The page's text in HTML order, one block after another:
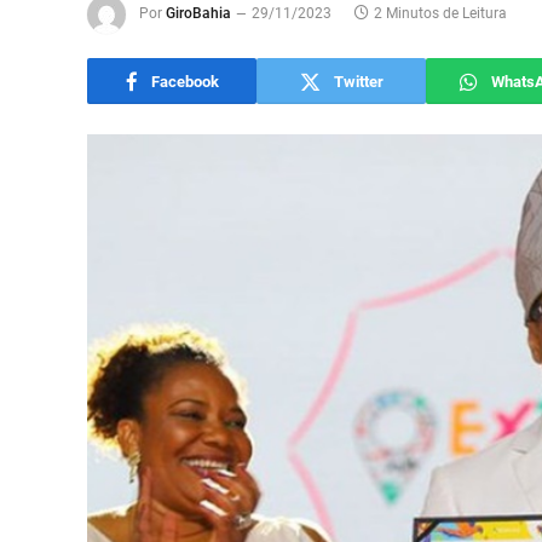
Por GiroBahia 29/11/2023 2 Minutos de Leitura
Facebook Twitter